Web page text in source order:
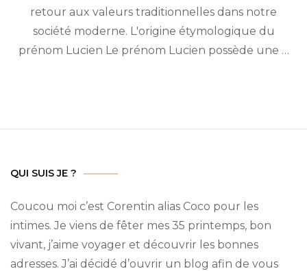
retour aux valeurs traditionnelles dans notre
société moderne. L'origine étymologique du
prénom Lucien Le prénom Lucien possède une …
QUI SUIS JE ?
Coucou moi c’est Corentin alias Coco pour les
intimes. Je viens de fêter mes 35 printemps, bon
vivant, j’aime voyager et découvrir les bonnes
adresses. J’ai décidé d’ouvrir un blog afin de vous